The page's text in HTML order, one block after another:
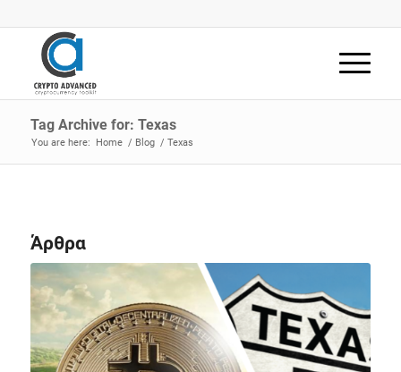
Tag Archive for: Texas
You are here: Home / Blog / Texas
Άρθρα